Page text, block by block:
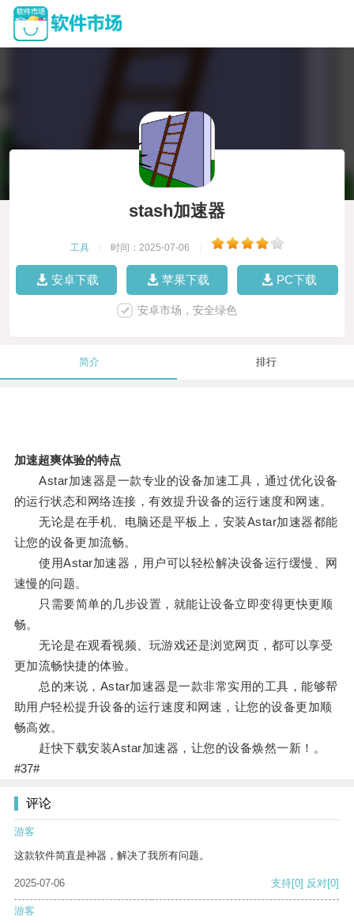
stash加速器
工具 时间：2025-07-06
安卓下载 苹果下载 PC下载
安卓市场，安全绿色
简介 排行
加速超爽体验的特点
Astar加速器是一款专业的设备加速工具，通过优化设备
的运行状态和网络连接，有效提升设备的运行速度和网速。
无论是在手机、电脑还是平板上，安装Astar加速器都能
让您的设备更加流畅。
使用Astar加速器，用户可以轻松解决设备运行缓慢、网
速慢的问题。
只需要简单的几步设置，就能让设备立即变得更快更顺
畅。
无论是在观看视频、玩游戏还是浏览网页，都可以享受
更加流畅快捷的体验。
总的来说，Astar加速器是一款非常实用的工具，能够帮
助用户轻松提升设备的运行速度和网速，让您的设备更加顺
畅高效。
赶快下载安装Astar加速器，让您的设备焕然一新！。
#37#
评论
游客
这款软件简直是神器，解决了我所有问题。
2025-07-06 支持[0] 反对[0]
游客